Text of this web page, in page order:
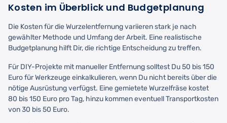
Kosten im Überblick und Budgetplanung
Die Kosten für die Wurzelentfernung variieren stark je nach
gewählter Methode und Umfang der Arbeit. Eine realistische
Budgetplanung hilft Dir, die richtige Entscheidung zu treffen.
Für DIY-Projekte mit manueller Entfernung solltest Du 50 bis 150
Euro für Werkzeuge einkalkulieren, wenn Du nicht bereits über die
nötige Ausrüstung verfügst. Eine gemietete Wurzelfräse kostet
80 bis 150 Euro pro Tag, hinzu kommen eventuell Transportkosten
von 30 bis 50 Euro.